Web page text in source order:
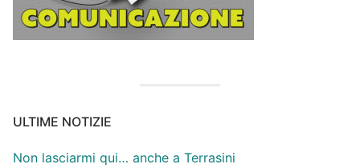
ULTIME NOTIZIE
Non lasciarmi qui… anche a Terrasini